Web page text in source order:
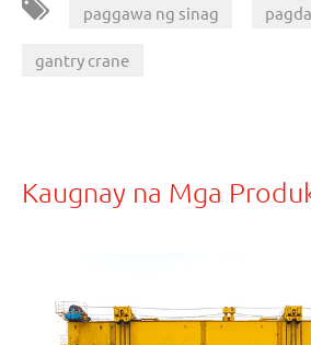
paggawa ng sinag
gantry crane
Kaugnay na Mga